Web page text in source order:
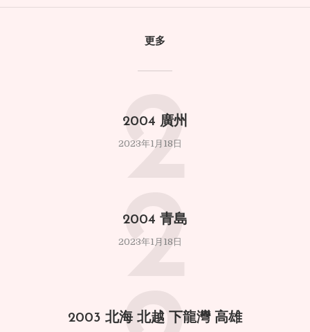
更多
2004 廣州
2023年1月18日
2
2004 青島
2023年1月18日
2
2003 北海 北越 下龍灣 高雄